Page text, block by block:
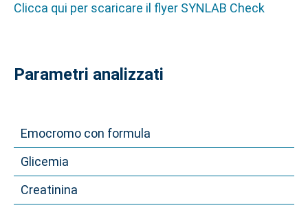
Clicca qui per scaricare il flyer SYNLAB Check
Parametri analizzati
Emocromo con formula
Glicemia
Creatinina